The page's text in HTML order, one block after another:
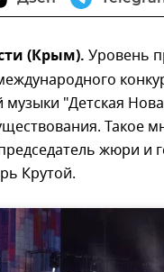
(Крым). Уровень
музыки "Детская
Такое
жюри и
Крутой.